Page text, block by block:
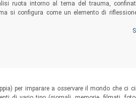
ruota intorno al tema del trauma,
si configura come un elemento di
per imparare a osservare il mondo che ci